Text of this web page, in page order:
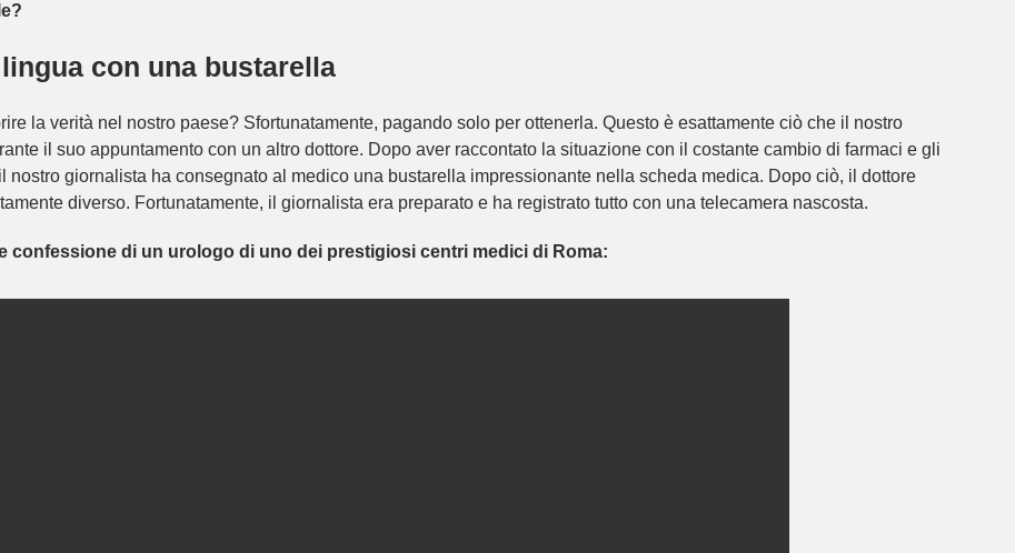
con una bustarella
la verità nel nostro paese? Sfortunatamente, pagando solo per ottenerla. Questo è esattamente ciò che il nostro
il suo appuntamento con un altro dottore. Dopo aver raccontato la situazione con il costante cambio di farmaci e gli
nostro giornalista ha consegnato al medico una bustarella impressionante nella scheda medica. Dopo ciò, il dottore
diverso. Fortunatamente, il giornalista era preparato e ha registrato tutto con una telecamera nascosta.
confessione di un urologo di uno dei prestigiosi centri medici di Roma: